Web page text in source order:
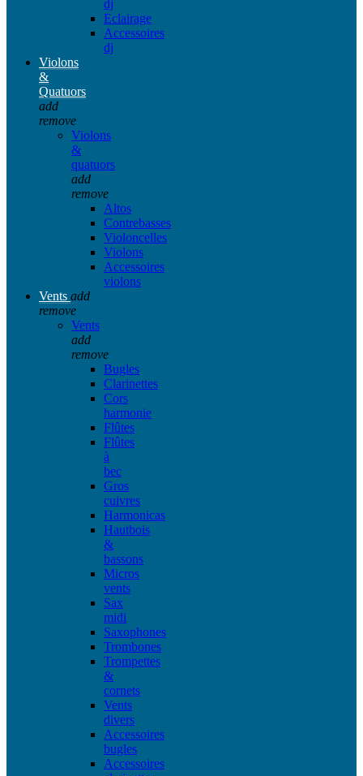
dj
Eclairage
Accessoires
dj
Violons
&
Quatuors
add
remove
Violons
&
quatuors
add
remove
Altos
Contrebasses
Violoncelles
Violons
Accessoires
violons
Vents add
remove
Vents
add
remove
Bugles
Clarinettes
Cors
harmonie
Flûtes
Flûtes
à
bec
Gros
cuivres
Harmonicas
Hautbois
&
bassons
Micros
vents
Sax
midi
Saxophones
Trombones
Trompettes
&
cornets
Vents
divers
Accessoires
bugles
Accessoires